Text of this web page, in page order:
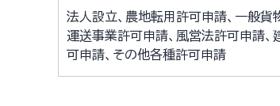
法人設立、農地転用許可申請、一般貨
運送事業許可申請、風営法許可申請、
可申請、その他各種許可申請